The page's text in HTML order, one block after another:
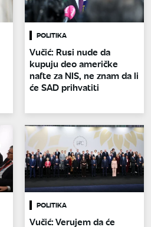
POLITIKA
Vučić: Rusi nude da
kupuju deo američke
nafte za NIS, ne znam da li
će SAD prihvatiti
POLITIKA
Vučić: Verujem da će